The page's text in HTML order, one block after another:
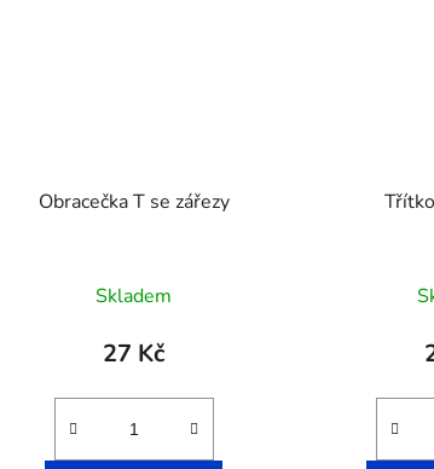
Obracečka T se zářezy
Skladem
27 Kč